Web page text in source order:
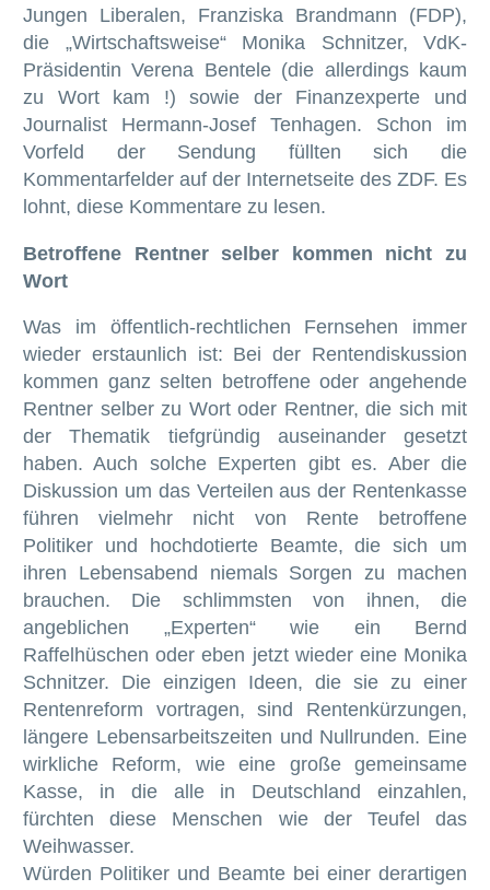
Jungen Liberalen, Franziska Brandmann (FDP),
die „Wirtschaftsweise“ Monika Schnitzer, VdK-
Präsidentin Verena Bentele (die allerdings kaum
zu Wort kam !) sowie der Finanzexperte und
Journalist Hermann-Josef Tenhagen. Schon im
Vorfeld der Sendung füllten sich die
Kommentarfelder auf der Internetseite des ZDF. Es
lohnt, diese Kommentare zu lesen.
Betroffene Rentner selber kommen nicht zu
Wort
Was im öffentlich-rechtlichen Fernsehen immer
wieder erstaunlich ist: Bei der Rentendiskussion
kommen ganz selten betroffene oder angehende
Rentner selber zu Wort oder Rentner, die sich mit
der Thematik tiefgründig auseinander gesetzt
haben. Auch solche Experten gibt es. Aber die
Diskussion um das Verteilen aus der Rentenkasse
führen vielmehr nicht von Rente betroffene
Politiker und hochdotierte Beamte, die sich um
ihren Lebensabend niemals Sorgen zu machen
brauchen. Die schlimmsten von ihnen, die
angeblichen „Experten“ wie ein Bernd
Raffelhüschen oder eben jetzt wieder eine Monika
Schnitzer. Die einzigen Ideen, die sie zu einer
Rentenreform vortragen, sind Rentenkürzungen,
längere Lebensarbeitszeiten und Nullrunden. Eine
wirkliche Reform, wie eine große gemeinsame
Kasse, in die alle in Deutschland einzahlen,
fürchten diese Menschen wie der Teufel das
Weihwasser.
Würden Politiker und Beamte bei einer derartigen